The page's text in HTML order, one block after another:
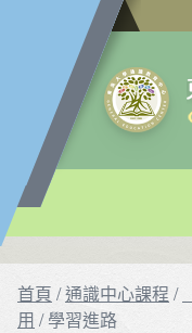
首頁 /通識中心課程 /
用 /學習進路